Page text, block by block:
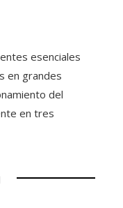
esenciales
en grandes
del
en tres